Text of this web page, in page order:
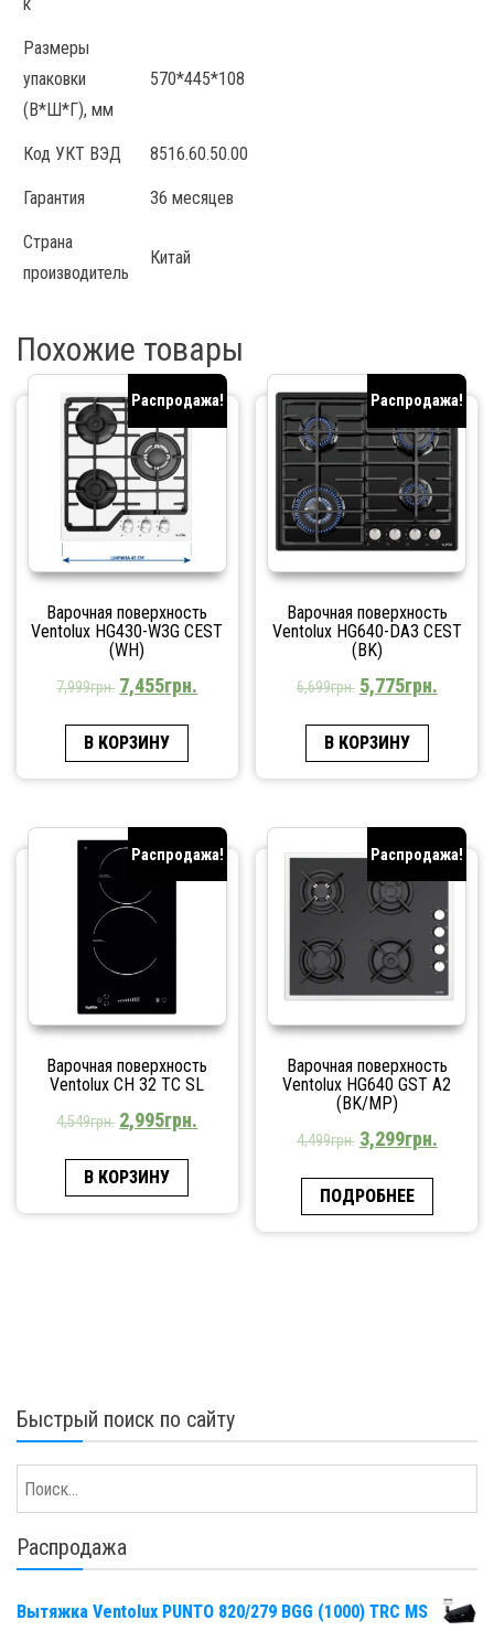
Размеры
упаковки
(В*Ш*Г), мм
570*445*108
Код УКТ ВЭД 8516.60.50.00
Гарантия 36 месяцев
Страна
производитель
Китай
Похожие товары
Распродажа!
Варочная поверхность
Ventolux HG430-W3G CEST
(WH)
7,999грн. 7,455грн.
В КОРЗИНУ
Распродажа!
Варочная поверхность
Ventolux HG640-DA3 CEST
(BK)
6,699грн. 5,775грн.
В КОРЗИНУ
Распродажа!
Варочная поверхность
Ventolux CH 32 TC SL
4,549грн. 2,995грн.
В КОРЗИНУ
Распродажа!
Варочная поверхность
Ventolux HG640 GST A2
(BK/MP)
4,499грн. 3,299грн.
ПОДРОБНЕЕ
Быстрый поиск по сайту
Распродажа
Вытяжка Ventolux PUNTO 820/279 BGG (1000) TRC MS